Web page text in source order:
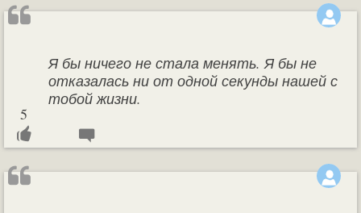
Я бы ничего не стала менять. Я бы не
отказалась ни от одной секунды нашей с
тобой жизни.
5